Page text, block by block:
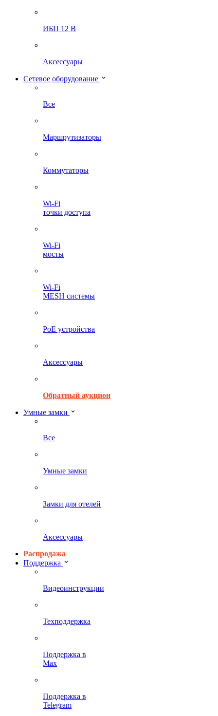
ИБП 12 В
Аксессуары
Сетевое оборудование
Все
Маршрутизаторы
Коммутаторы
Wi-Fi
точки доступа
Wi-Fi
мосты
Wi-Fi
MESH системы
PoE устройства
Аксессуары
Обратный аукцион
Умные замки
Все
Умные замки
Замки для отелей
Аксессуары
Распродажа
Поддержка
Видеоинструкции
Техподдержка
Поддержка в
Max
Поддержка в
Telegram